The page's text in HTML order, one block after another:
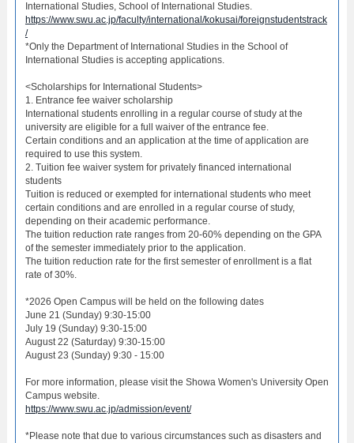
International Studies, School of International Studies.
https://www.swu.ac.jp/faculty/international/kokusai/foreignstudentstrack
/
*Only the Department of International Studies in the School of
International Studies is accepting applications.
<Scholarships for International Students>
1. Entrance fee waiver scholarship
International students enrolling in a regular course of study at the
university are eligible for a full waiver of the entrance fee.
Certain conditions and an application at the time of application are
required to use this system.
2. Tuition fee waiver system for privately financed international
students
Tuition is reduced or exempted for international students who meet
certain conditions and are enrolled in a regular course of study,
depending on their academic performance.
The tuition reduction rate ranges from 20-60% depending on the GPA
of the semester immediately prior to the application.
The tuition reduction rate for the first semester of enrollment is a flat
rate of 30%.
*2026 Open Campus will be held on the following dates
June 21 (Sunday) 9:30-15:00
July 19 (Sunday) 9:30-15:00
August 22 (Saturday) 9:30-15:00
August 23 (Sunday) 9:30 - 15:00
For more information, please visit the Showa Women's University Open
Campus website.
https://www.swu.ac.jp/admission/event/
*Please note that due to various circumstances such as disasters and